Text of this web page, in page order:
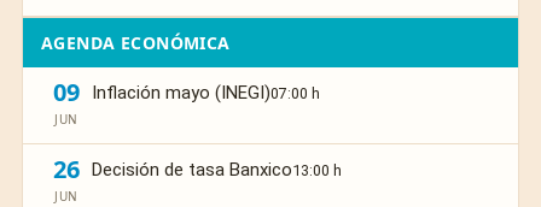
AGENDA ECONÓMICA
09
JUN
Inflación mayo (INEGI)07:00 h
26
JUN
Decisión de tasa Banxico13:00 h